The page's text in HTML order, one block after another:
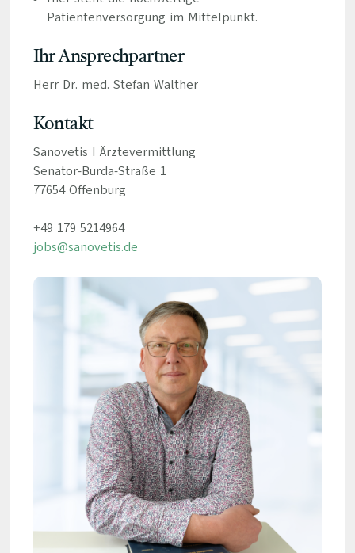
Patientenversorgung im Mittelpunkt.
Ihr Ansprechpartner
Herr Dr. med. Stefan Walther
Kontakt
Sanovetis I Ärztevermittlung
Senator-Burda-Straße 1
77654 Offenburg
+49 179 5214964
jobs@sanovetis.de